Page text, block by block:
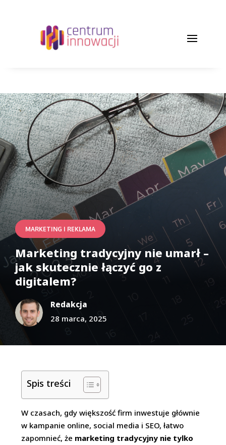
MARKETING I REKLAMA
Marketing tradycyjny nie umarł –
jak skutecznie łączyć go z
digitalem?
Redakcja
28 marca, 2025
Spis treści
W czasach, gdy większość firm inwestuje głównie
w kampanie online, social media i SEO, łatwo
zapomnieć, że marketing tradycyjny nie tylko